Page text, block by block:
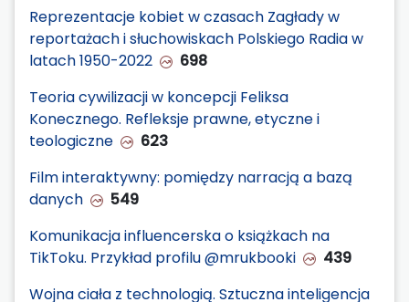
Reprezentacje kobiet w czasach Zagłady w
reportażach i słuchowiskach Polskiego Radia w
latach 1950-2022
698
Teoria cywilizacji w koncepcji Feliksa
Konecznego. Refleksje prawne, etyczne i
teologiczne
623
Film interaktywny: pomiędzy narracją a bazą
danych
549
Komunikacja influencerska o książkach na
TikToku. Przykład profilu @mrukbooki
439
Wojna ciała z technologią. Sztuczna inteligencja